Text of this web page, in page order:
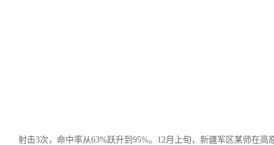
射击3次，命中率从63%跃升到95%。12月上旬，新疆军区某师在